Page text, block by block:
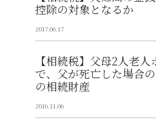
控除の対象となるか
2017.06.17
【相続税】父母2人老
で、父が死亡した場合
の相続財産
2016.11.06